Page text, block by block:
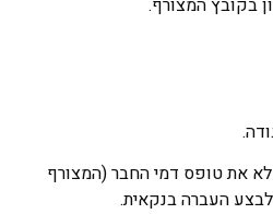
בקובץ המצורף.
את טופס דמי החבר (המצורף
לבצע העברה בנקאית.